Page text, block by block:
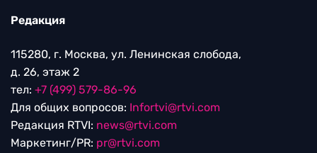
Редакция
115280, г. Москва, ул. Ленинская слобода,
д. 26, этаж 2
тел: +7 (499) 579-86-96
Для общих вопросов: Infortvi@rtvi.com
Редакция RTVI: news@rtvi.com
Маркетинг/PR: pr@rtvi.com